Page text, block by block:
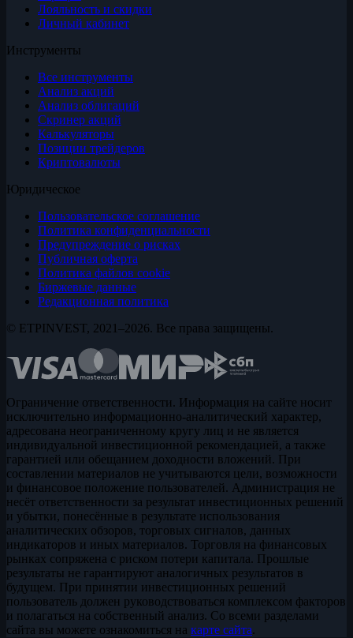
Лояльность и скидки
Личный кабинет
Инструменты
Все инструменты
Анализ акций
Анализ облигаций
Скринер акций
Калькуляторы
Позиции трейдеров
Криптовалюты
Юридическое
Пользовательское соглашение
Политика конфиденциальности
Предупреждение о рисках
Публичная оферта
Политика файлов cookie
Биржевые данные
Редакционная политика
© ETPINVEST, 2021–2026. Все права защищены.
Ограничение ответственности. Информация на сайте носит
исключительно информационно-аналитический характер,
адресована неограниченному кругу лиц и не является
индивидуальной инвестиционной рекомендацией, а также
гарантией или обещанием доходности вложений. При
составлении материалов не учитываются цели, возможности
и финансовое положение пользователей. Администрация не
несёт ответственности за результат инвестиционных решений
и убытки, понесённые в результате использования
аналитических обзоров, торговых сигналов, данных
индикаторов и иных материалов. Торговля на финансовых
рынках сопряжена с риском потери капитала. Прошлые
результаты не гарантируют аналогичных результатов в
будущем. При принятии инвестиционных решений
пользователь должен руководствоваться комплексом факторов
и полагаться на собственный анализ. Со всеми разделами
сайта вы можете ознакомиться на карте сайта.